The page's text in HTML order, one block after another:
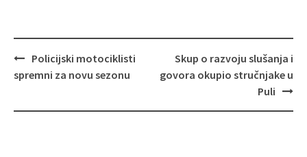
Navigacija
objava
Policijski motociklisti
spremni za novu sezonu
Skup o razvoju slušanja i
govora okupio stručnjake u
Puli